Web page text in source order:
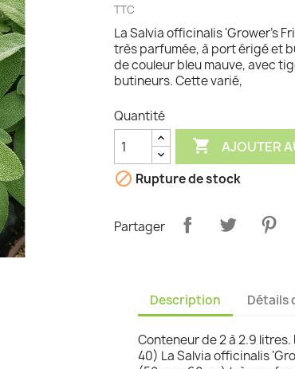
TTC
La Salvia officinalis 'Grower's
très parfumée, à port érigé et
de couleur bleu mauve, avec
butineurs. Cette varié,
Quantité
 AJOUTER
 Rupture de stock
Partager
Description Détails
Conteneur de 2 à 2.9
40) La Salvia officinalis